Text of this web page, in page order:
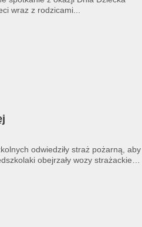
wraz z rodzicami...
odwiedziły straż pożarną, aby
obejrzały wozy strażackie